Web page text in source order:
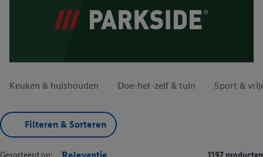
Keuken & huishouden Doe-het-zelf & tuin Sport &
Filteren & Sorteren